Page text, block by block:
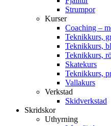
Strumpor
Kurser
Coaching –
Teknikkurs,
Teknikkurs,
Teknikkurs,
Skatekurs
Teknikkurs,
Vallakurs
Verkstad
Skidverkstad
Skridskor
Uthyrning